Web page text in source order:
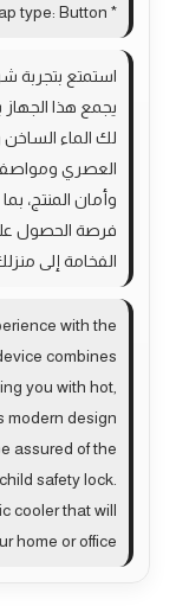
* Tap type: Button
استمتع بتجربة
يجمع هذا الجهاز
لك الماء
العصري
وأمان المنتج،
فرصة الحصول
الفخامة إلى
with the
combines
you with hot,
modern design
assured of the
safety lock.
cooler that will
home or office.